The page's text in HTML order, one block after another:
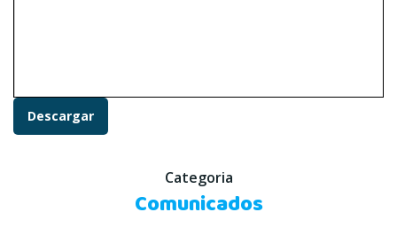
Descargar
Categoria
Comunicados